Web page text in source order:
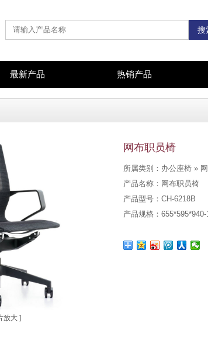
最新产品 热销产品
放大 ]
网布职员椅
所属类别：办公座椅 »
产品名称：网布职员椅
产品型号：CH-6218B
产品规格：655*595*940-